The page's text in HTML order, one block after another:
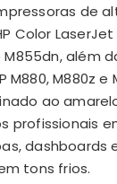
de
Color LaserJet
M855dn, além
M880, M880z
ao
profissionais
dashboards
tons frios.